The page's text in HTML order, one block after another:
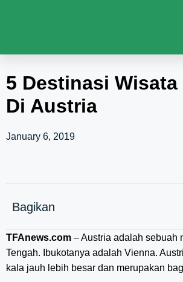
5 Destinasi
Di Austria
January 6, 2019
Bagikan
TFAnews.com – Austria adalah sebuah
Tengah. Ibukotanya adalah Vienna.
kala jauh lebih besar dan merupakan